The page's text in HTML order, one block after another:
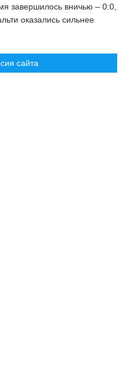
завершилось вничью – 0:0,
оказались сильнее
сайта